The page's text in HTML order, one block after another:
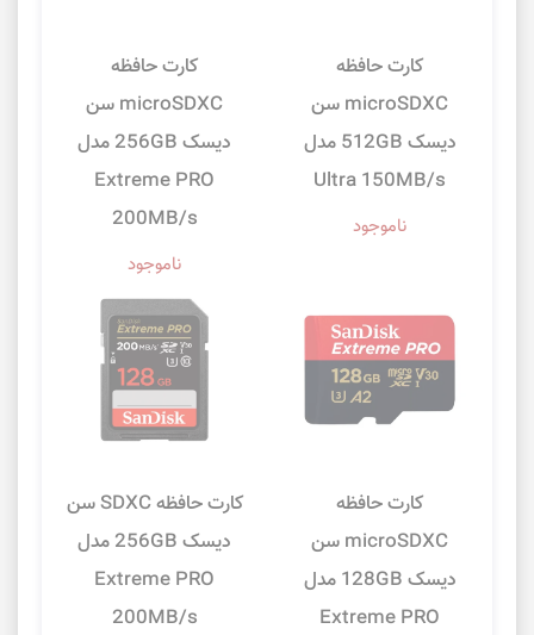
کارت حافظه
microSDXC سن
دیسک 512GB مدل
Ultra 150MB/s
ناموجود
کارت حافظه
microSDXC سن
دیسک 256GB مدل
Extreme PRO
200MB/s
ناموجود
کارت حافظه
microSDXC سن
دیسک 128GB مدل
Extreme PRO
کارت حافظه SDXC سن
دیسک 256GB مدل
Extreme PRO
200MB/s